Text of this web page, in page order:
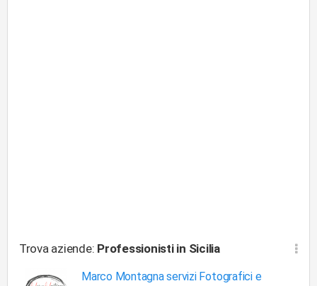
Trova aziende: Professionisti in Sicilia
Marco Montagna servizi Fotografici e